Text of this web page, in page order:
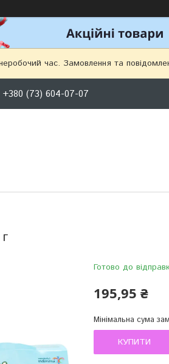
час. Замовлення та
+380 (73) 604-07-07
Готово до
195,95 ₴
Мінімальна сума
КУПИТИ